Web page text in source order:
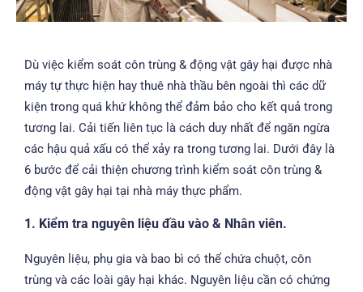
Dù việc kiểm soát côn trùng & động vật gây hại được nhà
máy tự thực hiện hay thuê nhà thầu bên ngoài thì các dữ
kiện trong quá khứ không thể đảm bảo cho kết quả trong
tương lai. Cải tiến liên tục là cách duy nhất để ngăn ngừa
các hậu quả xấu có thể xảy ra trong tương lai. Dưới đây là
6 bước để cải thiện chương trình kiểm soát côn trùng &
động vật gây hại tại nhà máy thực phẩm.
1. Kiểm tra nguyên liệu đầu vào & Nhân viên.
Nguyên liệu, phụ gia và bao bì có thể chứa chuột, côn
trùng và các loài gây hại khác. Nguyên liệu cần có chứng